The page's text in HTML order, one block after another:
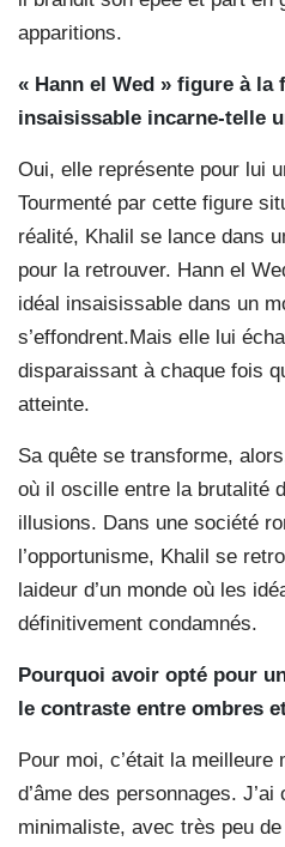
apparitions.
« Hann el Wed » figure à la
insaisissable incarne-telle
Oui, elle représente pour lui
Tourmenté par cette figure
réalité, Khalil se lance dans
pour la retrouver. Hann el
idéal insaisissable dans un
s’effondrent.Mais elle lui
disparaissant à chaque fois
atteinte.
Sa quête se transforme,
où il oscille entre la brutalité
illusions. Dans une société
l’opportunisme, Khalil se
laideur d’un monde où les
définitivement condamnés.
Pourquoi avoir opté pour
le contraste entre ombres
Pour moi, c’était la meilleure
d’âme des personnages.
minimaliste, avec très peu